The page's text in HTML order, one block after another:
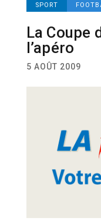
SPORT
La Coupe
l’apéro
5 AOÛT 2009